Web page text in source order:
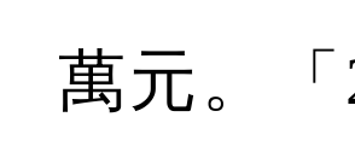
萬元。